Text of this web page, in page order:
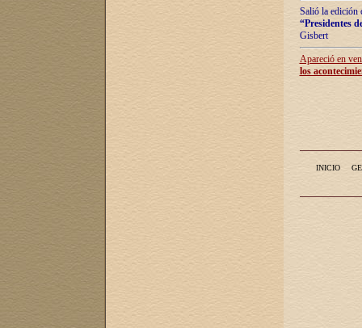
Salió la edición
“Presidentes
Gisbert
Apareció en
los
INICIO